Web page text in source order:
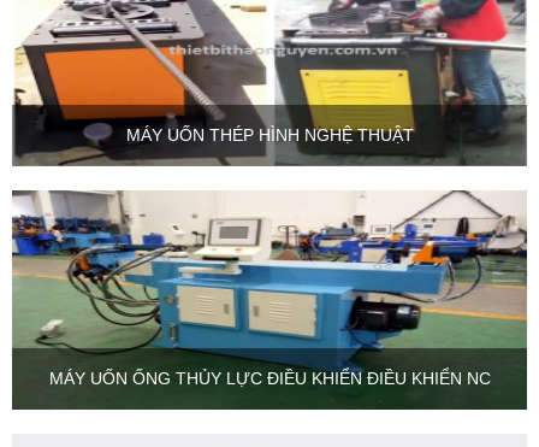
MÁY UỐN THÉP HÌNH NGHỆ THUẬT
MÁY UỐN ỐNG THỦY LỰC ĐIỀU KHIỂN ĐIỀU KHIỂN NC